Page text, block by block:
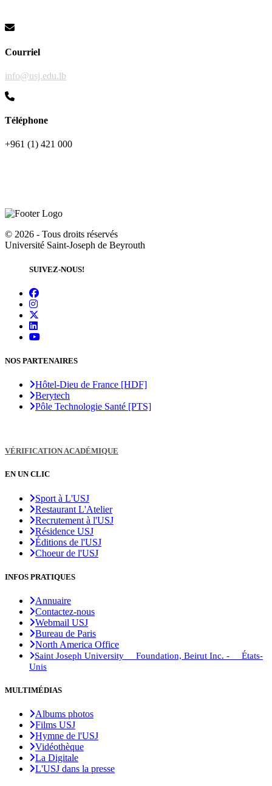
Courriel
info@usj.edu.lb
Téléphone
+961 (1) 421 000
© 2026 - Tous droits réservés
Université Saint-Joseph de Beyrouth
SUIVEZ-NOUS!
NOS PARTENAIRES
Hôtel-Dieu de France [HDF]
Berytech
Pôle Technologie Santé [PTS]
VÉRIFICATION ACADÉMIQUE
EN UN CLIC
Sport à L'USJ
Restaurant L'Atelier
Recrutement à l'USJ
Résidence USJ
Éditions de l'USJ
Choeur de l'USJ
INFOS PRATIQUES
Annuaire
Contactez-nous
Webmail USJ
Bureau de Paris
North America Office
Saint Joseph University Foundation, Beirut Inc. - États-
Unis
MULTIMÉDIAS
Albums photos
Films USJ
Hymne de l'USJ
Vidéothèque
La Digitale
L'USJ dans la presse